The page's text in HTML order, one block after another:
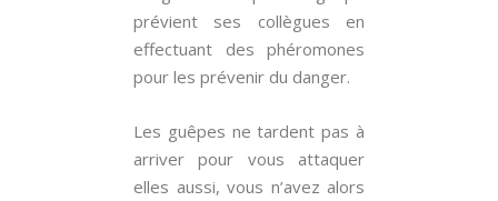
prévient ses collègues en
effectuant des phéromones
pour les prévenir du danger.
Les guêpes ne tardent pas à
arriver pour vous attaquer
elles aussi, vous n’avez alors